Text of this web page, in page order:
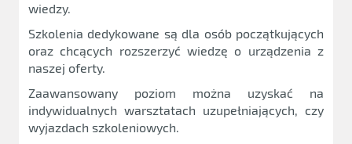
wiedzy.
Szkolenia dedykowane są dla osób początkujących
oraz chcących rozszerzyć wiedzę o urządzenia z
naszej oferty.
Zaawansowany poziom można uzyskać na
indywidualnych warsztatach uzupełniających, czy
wyjazdach szkoleniowych.